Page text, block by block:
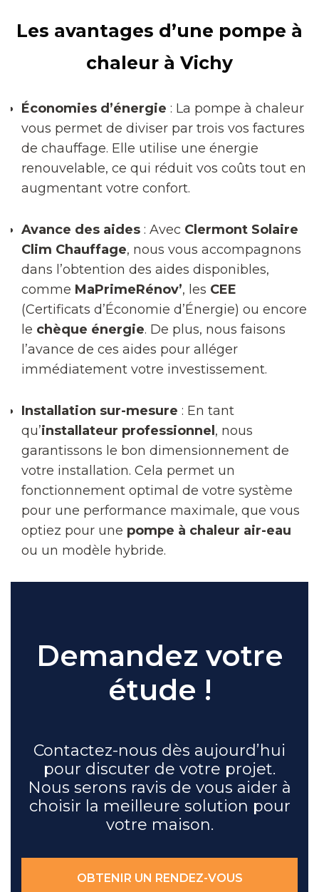
Les avantages d’une pompe à
chaleur à Vichy
Économies d’énergie : La pompe à chaleur
vous permet de diviser par trois vos factures
de chauffage. Elle utilise une énergie
renouvelable, ce qui réduit vos coûts tout en
augmentant votre confort.
Avance des aides : Avec Clermont Solaire
Clim Chauffage, nous vous accompagnons
dans l’obtention des aides disponibles,
comme MaPrimeRénov’, les CEE
(Certificats d’Économie d’Énergie) ou encore
le chèque énergie. De plus, nous faisons
l’avance de ces aides pour alléger
immédiatement votre investissement.
Installation sur-mesure : En tant
qu’installateur professionnel , nous
garantissons le bon dimensionnement de
votre installation. Cela permet un
fonctionnement optimal de votre système
pour une performance maximale, que vous
optiez pour une pompe à chaleur air-eau
ou un modèle hybride.
Demandez votre
étude !
Contactez-nous dès aujourd’hui
pour discuter de votre projet.
Nous serons ravis de vous aider à
choisir la meilleure solution pour
votre maison.
OBTENIR UN RENDEZ-VOUS